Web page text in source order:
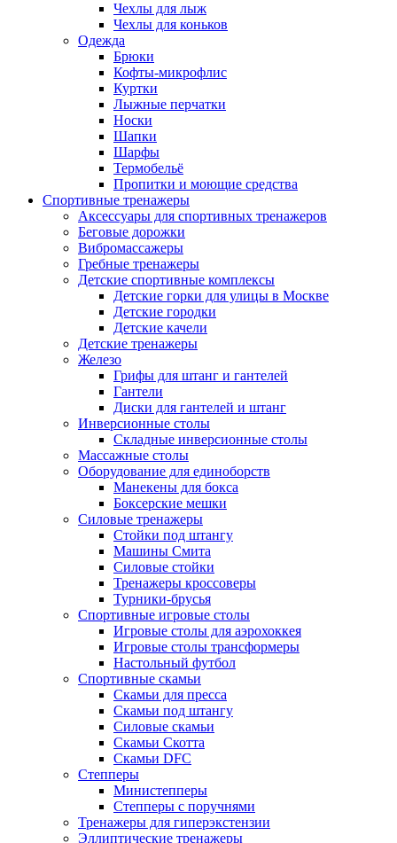
Чехлы для лыж
Чехлы для коньков
Одежда
Брюки
Кофты-микрофлис
Куртки
Лыжные перчатки
Носки
Шапки
Шарфы
Термобельё
Пропитки и моющие средства
Спортивные тренажеры
Аксессуары для спортивных тренажеров
Беговые дорожки
Вибромассажеры
Гребные тренажеры
Детские спортивные комплексы
Детские горки для улицы в Москве
Детские городки
Детские качели
Детские тренажеры
Железо
Грифы для штанг и гантелей
Гантели
Диски для гантелей и штанг
Инверсионные столы
Складные инверсионные столы
Массажные столы
Оборудование для единоборств
Манекены для бокса
Боксерские мешки
Силовые тренажеры
Стойки под штангу
Машины Смита
Силовые стойки
Тренажеры кроссоверы
Турники-брусья
Спортивные игровые столы
Игровые столы для аэрохоккея
Игровые столы трансформеры
Настольный футбол
Спортивные скамьи
Скамьи для пресса
Скамьи под штангу
Силовые скамьи
Скамьи Скотта
Скамьи DFC
Степперы
Министепперы
Степперы с поручнями
Тренажеры для гиперэкстензии
Эллиптические тренажеры